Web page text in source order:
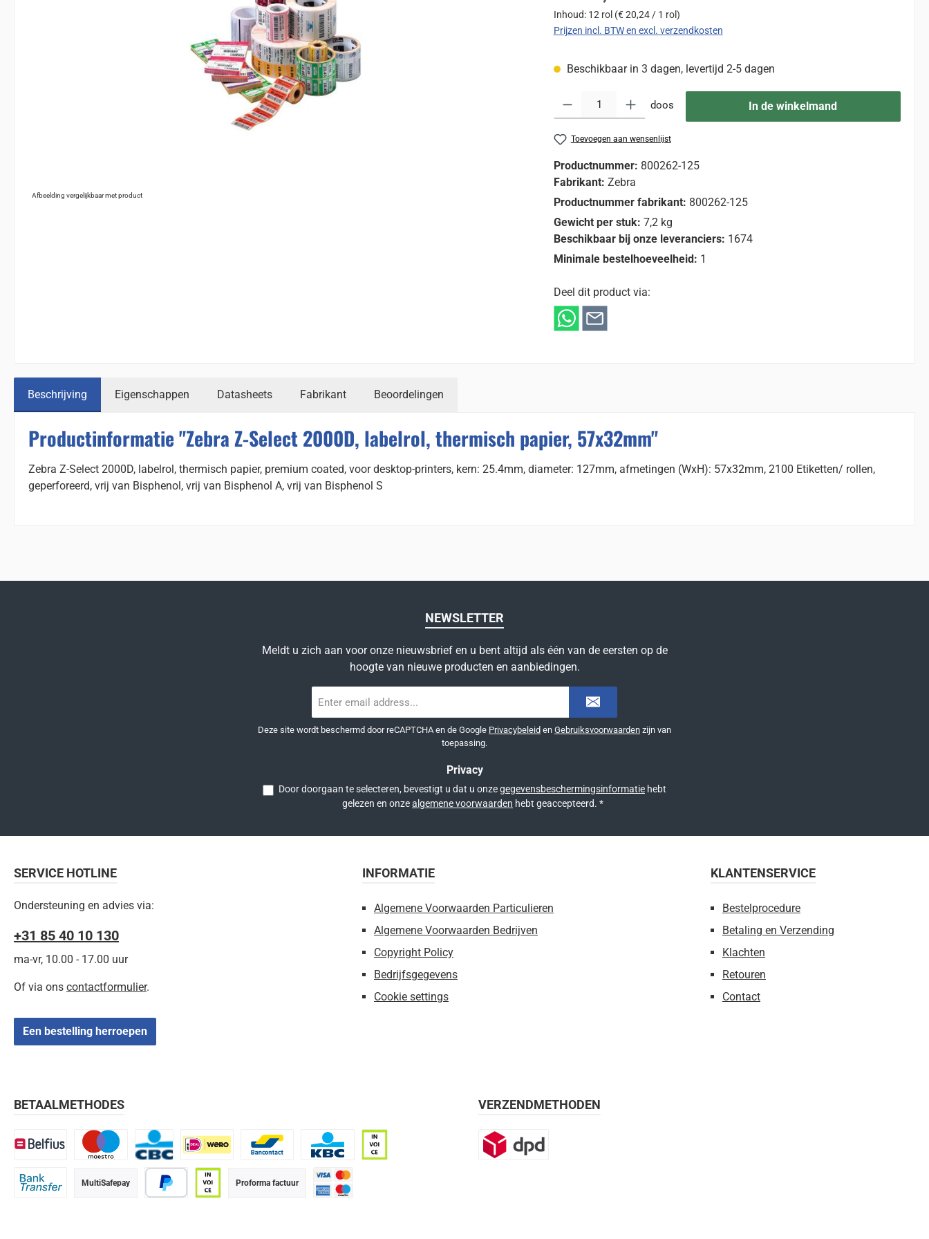
Afbeelding vergelijkbaar met product
Inhoud: 12 rol (€ 20,24 / 1 rol)
Prijzen incl. BTW en excl. verzendkosten
Beschikbaar in 3 dagen, levertijd 2-5 dagen
Producthoeveelheid: Voer de gewenste hoeveelheid in of gebruik de knoppen om de
doos In de winkelmand
Toevoegen aan wensenlijst
Productnummer: 800262-125
Fabrikant: Zebra
Productnummer fabrikant: 800262-125
Gewicht per stuk: 7,2 kg
Beschikbaar bij onze leveranciers: 1674
Minimale bestelhoeveelheid: 1
Deel dit product via:
Beschrijving Eigenschappen Datasheets Fabrikant Beoordelingen
Productinformatie "Zebra Z-Select 2000D, labelrol, thermisch papier, 57x32mm"
Zebra Z-Select 2000D, labelrol, thermisch papier, premium coated, voor desktop-printers, kern: 25.4mm, diameter: 127mm, afmetingen (WxH): 57x32mm, 2100 Etiketten/ rollen,
geperforeerd, vrij van Bisphenol, vrij van Bisphenol A, vrij van Bisphenol S
NEWSLETTER
Meldt u zich aan voor onze nieuwsbrief en u bent altijd als één van de eersten op de
hoogte van nieuwe producten en aanbiedingen.
mailadres
Deze site wordt beschermd door reCAPTCHA en de Google Privacybeleid en Gebruiksvoorwaarden zijn van
toepassing.
Privacy
Door doorgaan te selecteren, bevestigt u dat u onzegegevensbeschermingsinformatie hebt
gelezen en onzealgemene voorwaarden hebt geaccepteerd. *
SERVICE HOTLINE
Ondersteuning en advies via:
+31 85 40 10 130
ma-vr, 10.00 - 17.00 uur
Of via ons contactformulier.
Een bestelling herroepen
INFORMATIE
Algemene Voorwaarden Particulieren
Algemene Voorwaarden Bedrijven
Copyright Policy
Bedrijfsgegevens
Cookie settings
KLANTENSERVICE
Bestelprocedure
Betaling en Verzending
Klachten
Retouren
Contact
BETAALMETHODES
iDEAL | Wero
MultiSafepay Proforma factuur
CBC
VERZENDMETHODEN